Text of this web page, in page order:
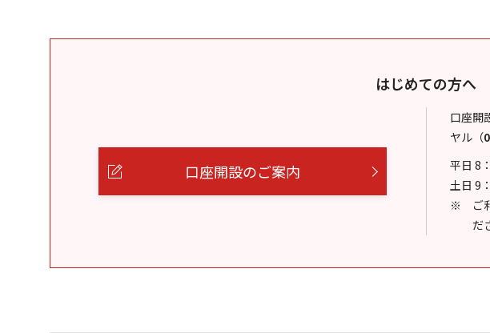
はじめての方へ
口座開設のご案内
口座開
ヤル （
平日 8
土日 9
ご
だ